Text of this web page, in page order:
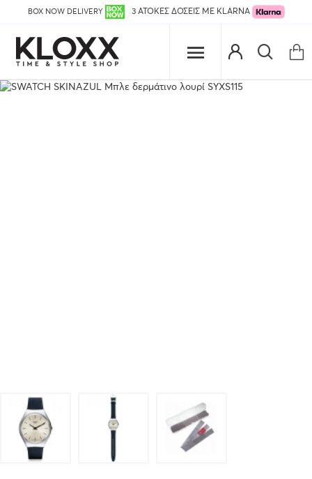
BOX NOW DELIVERY 3 ΑΤΟΚΕΣ ΔΟΣΕΙΣ ΜΕ KLARNA